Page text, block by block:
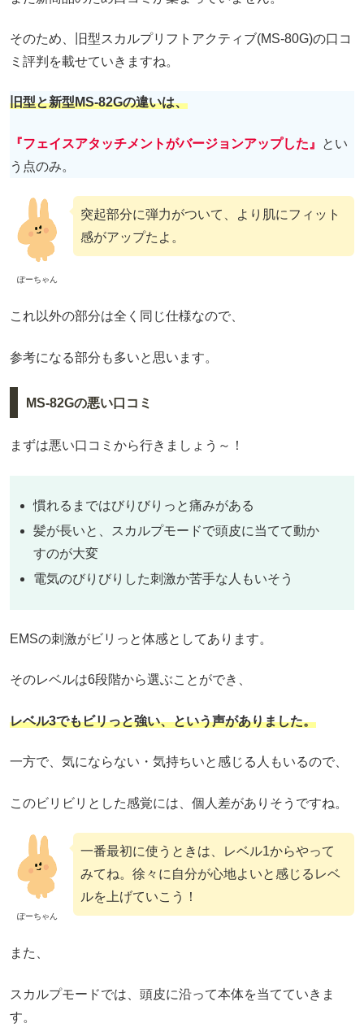
そのため、旧型スカルプリフトアクティブ(MS-80G)の口コ
ミ評判を載せていきますね。
旧型と新型MS-82Gの違いは、
『フェイスアタッチメントがバージョンアップした』
とい
う点のみ。
ぽーちゃん
突起部分に弾力がついて、より肌にフィット
感がアップたよ。
これ以外の部分は全く同じ仕様なので、
参考になる部分も多いと思います。
MS-82Gの悪い口コミ
まずは悪い口コミから行きましょう～！
慣れるまではびりびりっと痛みがある
髪が長いと、スカルプモードで頭皮に当てて動か
すのが大変
電気のびりびりした刺激か苦手な人もいそう
EMSの刺激がビリっと体感としてあります。
そのレベルは6段階から選ぶことができ、
レベル3でもビリっと強い、という声がありました。
一方で、気にならない・気持ちいと感じる人もいるので、
このビリビリとした感覚には、個人差がありそうですね。
ぽーちゃん
一番最初に使うときは、レベル1からやって
みてね。徐々に自分が心地よいと感じるレベ
ルを上げていこう！
また、
スカルプモードでは、頭皮に沿って本体を当てていきま
す。